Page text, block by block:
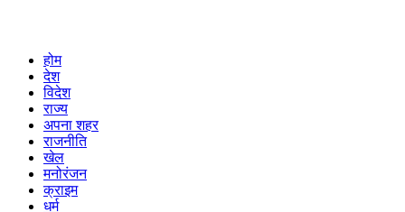
राज्य
अपना शहर
राजनीति
खेल
मनोरंजन
क्राइम
धर्म
खान पान
वीडियो
हमारे बारें में